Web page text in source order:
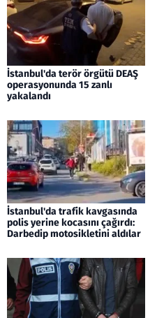
İstanbul'da terör örgütü DEAŞ
operasyonunda 15 zanlı
yakalandı
İstanbul'da trafik kavgasında
polis yerine kocasını çağırdı:
Darbedip motosikletini aldılar